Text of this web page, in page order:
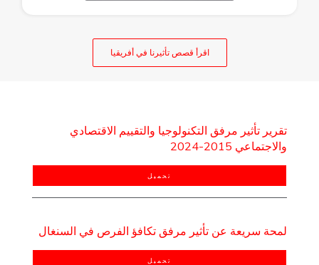
اقرأ قصص تأثيرنا في أفريقيا
تقرير تأثير مرفق التكنولوجيا والتقييم الاقتصادي
والاجتماعي 2015-2024
تحميل
لمحة سريعة عن تأثير مرفق تكافؤ الفرص في السنغال
تحميل